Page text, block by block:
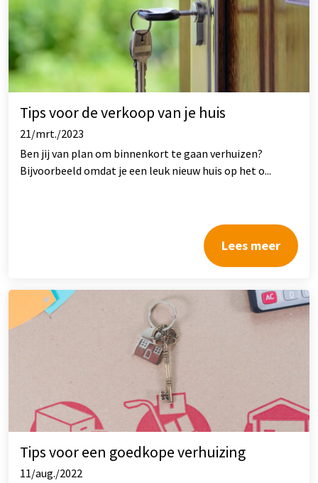
Tips voor de verkoop van je huis
21/mrt./2023
Ben jij van plan om binnenkort te gaan verhuizen?
Bijvoorbeeld omdat je een leuk nieuw huis op het o...
Lees meer
Tips voor een goedkope verhuizing
11/aug./2022